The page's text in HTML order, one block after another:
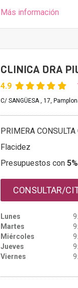
Más información
CLINICA DRA
4.9
C/ SANGÜESA , 17,
PRIMERA
Flacidez
Presupuestos con
CONSULTAR/
Lunes
Martes
Miércoles
Jueves
Viernes